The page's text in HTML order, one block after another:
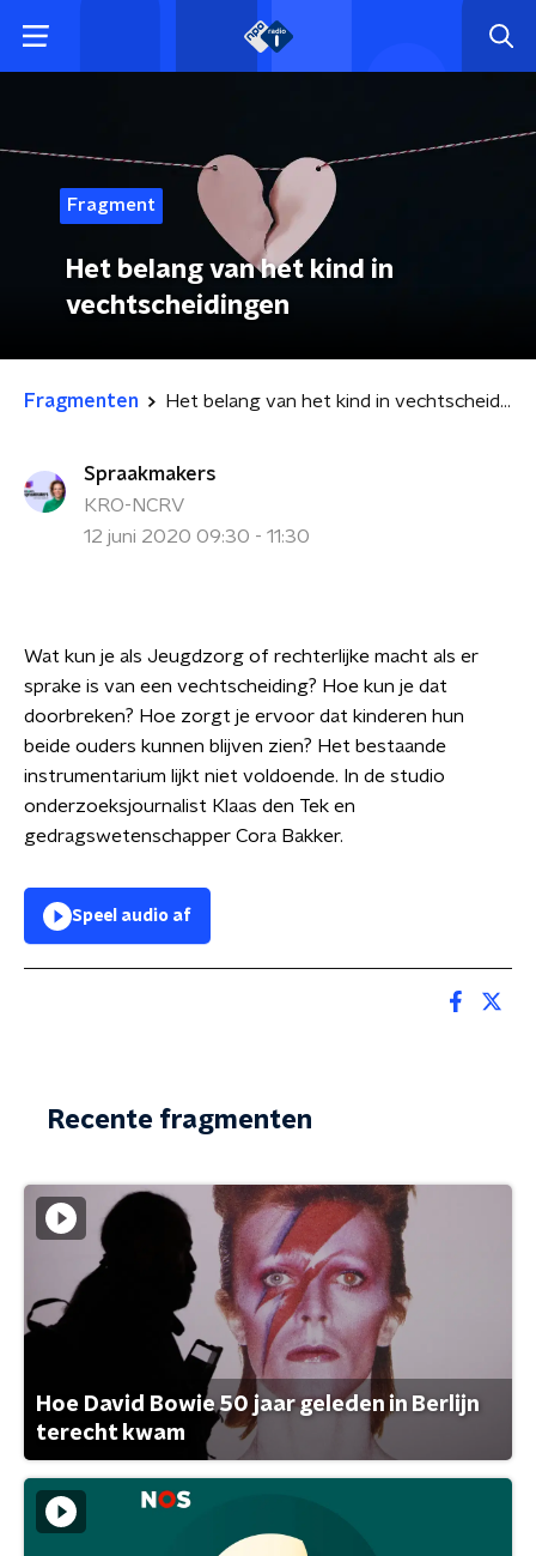
Fragment
Het belang van het kind in
vechtscheidingen
Fragmenten Het belang van het kind in vechtscheidingen
Spraakmakers
KRO-NCRV
12 juni 2020 09:30 - 11:30
Wat kun je als Jeugdzorg of rechterlijke macht als er
sprake is van een vechtscheiding? Hoe kun je dat
doorbreken? Hoe zorgt je ervoor dat kinderen hun
beide ouders kunnen blijven zien? Het bestaande
instrumentarium lijkt niet voldoende. In de studio
onderzoeksjournalist Klaas den Tek en
gedragswetenschapper Cora Bakker.
Speel audio af
Recente fragmenten
Hoe David Bowie 50 jaar geleden in Berlijn
terecht kwam